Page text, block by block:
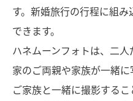
す。新婚旅行の行程に組
できます。
ハネムーンフォトは、二
家のご両親や家族が一緒に
ご家族と一緒に撮影する